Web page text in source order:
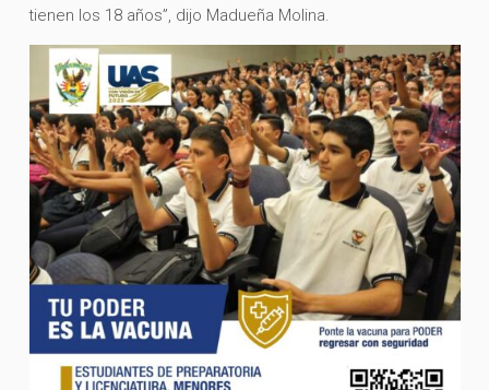
tienen los 18 años”, dijo Madueña Molina.